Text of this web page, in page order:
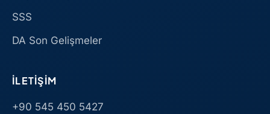
SSS
DA Son Gelişmeler
İLETIŞIM
+90 545 450 5427